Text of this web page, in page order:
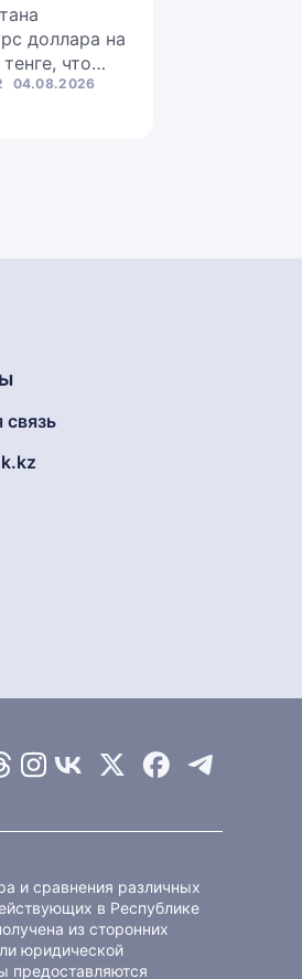
доллара на
что…
04.08.2026
связь
и сравнения различных
в Республике
из сторонних
юридической
предоставляются